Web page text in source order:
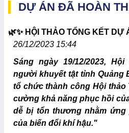
DỰ ÁN ĐÃ HOÀN
🌿✨ HỘI THẢO TỔNG KẾT DỰ
26/12/2023 15:44
Sáng ngày 19/12/2023,
người khuyết tật tỉnh Quảng
tổ chức thành công Hội thảo
cường khả năng phục hồi
dễ bị tổn thương nhằm
của biến đổi khí hậu."